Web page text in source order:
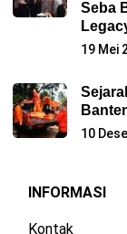
Seba
19 Mei
10
INFORMASI
Kontak